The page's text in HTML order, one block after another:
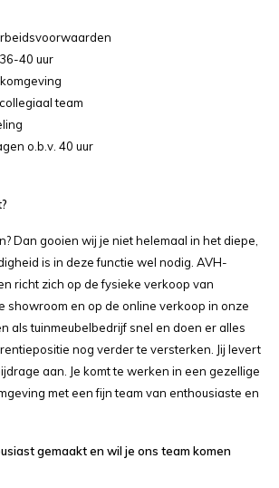
40 uur
team
o.b.v. 40 uur
Dan gooien wij je niet helemaal in het diepe,
is in deze functie wel nodig. AVH-
richt zich op de fysieke verkoop van
showroom en op de online verkoop in onze
als tuinmeubelbedrijf snel en doen er alles
nog verder te versterken. Jij levert
aan. Je komt te werken in een gezellige
met een fijn team van enthousiaste en
gemaakt en wil je ons team komen